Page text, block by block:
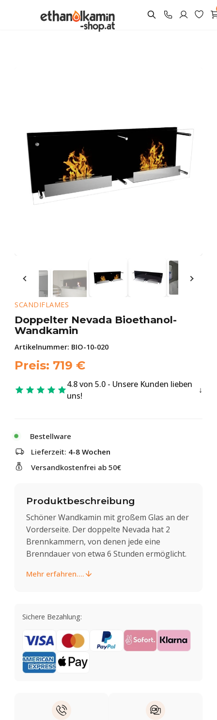
SCANDIFLAMES
Doppelter Nevada Bioethanol-
Wandkamin
Artikelnummer: BIO-10-020
Preis: 719 €
4.8 von 5.0 - Unsere Kunden lieben
uns!
Bestellware
Lieferzeit: 4-8 Wochen
Versandkostenfrei ab 50€
Produktbeschreibung
Schöner Wandkamin mit großem Glas an der
Vorderseite. Der doppelte Nevada hat 2
Brennkammern, von denen jede eine
Brenndauer von etwa 6 Stunden ermöglicht.
Mehr erfahren....
Sichere Bezahlung: